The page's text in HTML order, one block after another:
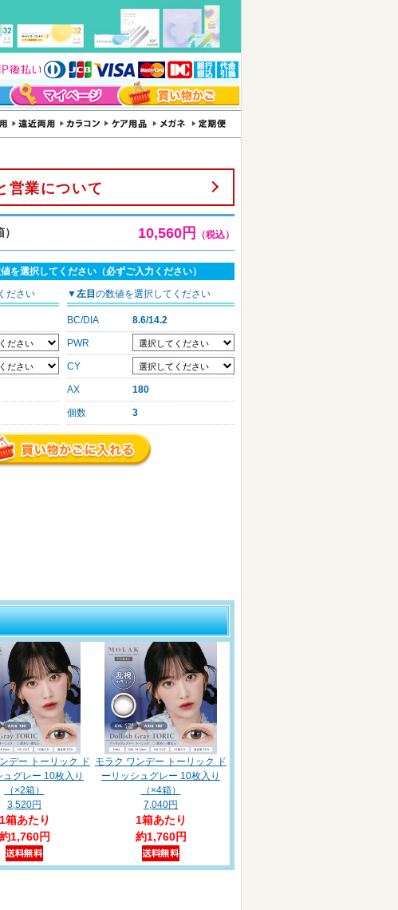
営業について
10,560円 （税込）
を選択してください（必ずご入力ください）
ださい ▼左目の数値を選択してください
BC/DIA 8.6/14.2
PWR
CY
AX 180
個数 3
デー トーリック ド
ュグレー 10枚入り
（×2箱）
3,520円
1箱あたり
約1,760円
モラク ワンデー トーリック ド
ーリッシュグレー 10枚入り
（×4箱）
7,040円
1箱あたり
約1,760円